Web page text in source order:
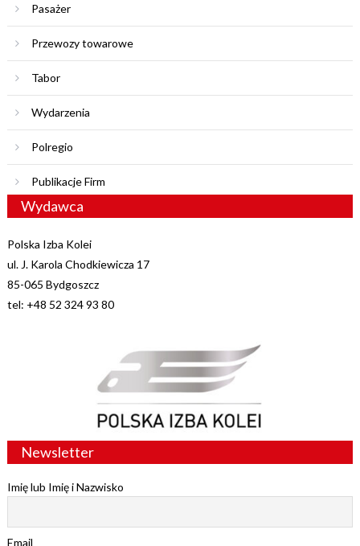
Pasażer
Przewozy towarowe
Tabor
Wydarzenia
Polregio
Publikacje Firm
Wydawca
Polska Izba Kolei
ul. J. Karola Chodkiewicza 17
85-065 Bydgoszcz
tel: +48 52 324 93 80
Newsletter
Imię lub Imię i Nazwisko
Email